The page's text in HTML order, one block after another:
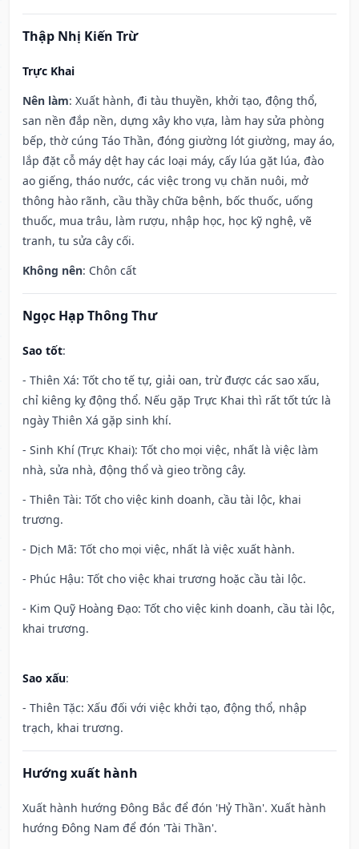
Thập Nhị Kiến Trừ
Trực Khai
Nên làm: Xuất hành, đi tàu thuyền, khởi tạo, động thổ,
san nền đắp nền, dựng xây kho vựa, làm hay sửa phòng
bếp, thờ cúng Táo Thần, đóng giường lót giường, may áo,
lắp đặt cỗ máy dệt hay các loại máy, cấy lúa gặt lúa, đào
ao giếng, tháo nước, các việc trong vụ chăn nuôi, mở
thông hào rãnh, cầu thầy chữa bệnh, bốc thuốc, uống
thuốc, mua trâu, làm rượu, nhập học, học kỹ nghệ, vẽ
tranh, tu sửa cây cối.
Không nên: Chôn cất
Ngọc Hạp Thông Thư
Sao tốt:
- Thiên Xá: Tốt cho tế tự, giải oan, trừ được các sao xấu,
chỉ kiêng kỵ động thổ. Nếu gặp Trực Khai thì rất tốt tức là
ngày Thiên Xá gặp sinh khí.
- Sinh Khí (Trực Khai): Tốt cho mọi việc, nhất là việc làm
nhà, sửa nhà, động thổ và gieo trồng cây.
- Thiên Tài: Tốt cho việc kinh doanh, cầu tài lộc, khai
trương.
- Dịch Mã: Tốt cho mọi việc, nhất là việc xuất hành.
- Phúc Hậu: Tốt cho việc khai trương hoặc cầu tài lộc.
- Kim Quỹ Hoàng Đạo: Tốt cho việc kinh doanh, cầu tài lộc,
khai trương.
Sao xấu:
- Thiên Tặc: Xấu đối với việc khởi tạo, động thổ, nhập
trạch, khai trương.
Hướng xuất hành
Xuất hành hướng Đông Bắc để đón 'Hỷ Thần'. Xuất hành
hướng Đông Nam để đón 'Tài Thần'.